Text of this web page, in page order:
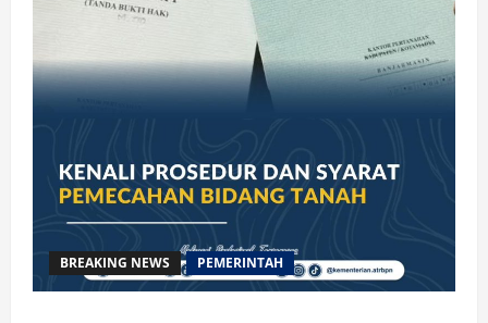
BREAKING NEWS PEMERINTAH